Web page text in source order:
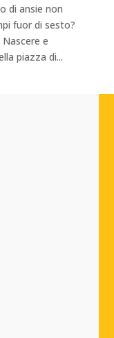
di ansie non
fuor di sesto?
e
piazza di...